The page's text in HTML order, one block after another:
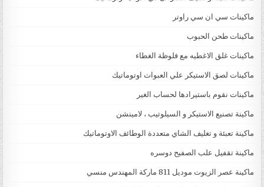
ماكينات سي ان سي راوتر
ماكينات طحن الحبوب
ماكينات غلق الاغطيه مع فلوظة الغطاء
ماكينات لصق الاستيكر علي العبوات اوتوماتيك
ماكينات نقوم باستيرادها لحساب الغير
ماكينة تصنيع الاستيكر و السيلوتيب ، لامينشن
ماكينة تعبئة و تغليف الشاي متعددة الوطائف الاوتوماتيك
ماكينة تقفيل علب الصفيح دوسره
ماكينة عصر الزيوت موديل 811 ماركة المهندس منسي